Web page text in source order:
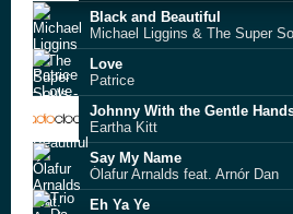
Black and Beautiful
Michael Liggins & The Super
Love
Patrice
Johnny With the Gentle
Eartha Kitt
Say My Name
Ólafur Arnalds feat. Arnór Dan
Eh Ya Ye